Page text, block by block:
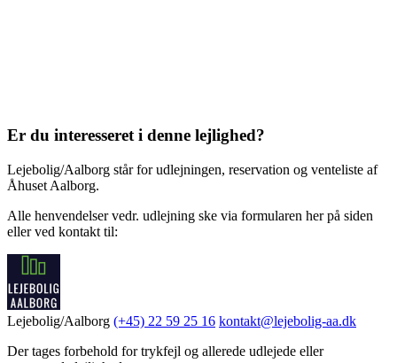
Er du interesseret i denne lejlighed?
Lejebolig/Aalborg står for udlejningen, reservation og venteliste af
Åhuset Aalborg.
Alle henvendelser vedr. udlejning ske via formularen her på siden
eller ved kontakt til:
Lejebolig/Aalborg (+45) 22 59 25 16 kontakt@lejebolig-aa.dk
Der tages forbehold for trykfejl og allerede udlejede eller